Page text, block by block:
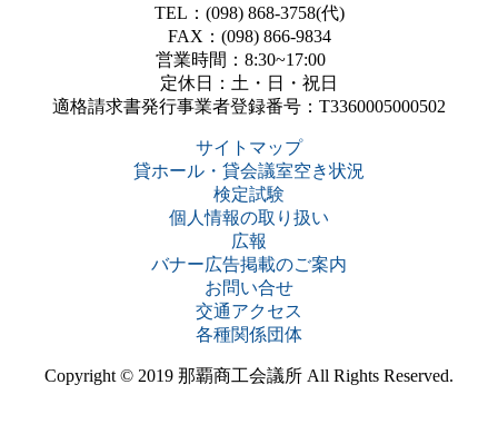
TEL：(098) 868-3758(代)
FAX：(098) 866-9834
営業時間：8:30~17:00
定休日：土・日・祝日
適格請求書発行事業者登録番号：T3360005000502
サイトマップ
貸ホール・貸会議室空き状況
検定試験
個人情報の取り扱い
広報
バナー広告掲載のご案内
お問い合せ
交通アクセス
各種関係団体
Copyright © 2019 那覇商工会議所 All Rights Reserved.